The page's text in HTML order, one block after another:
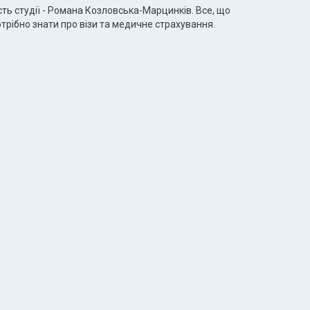
студії - Романа Козловська-Марцинків. Все, що
знати про візи та медичне страхування.